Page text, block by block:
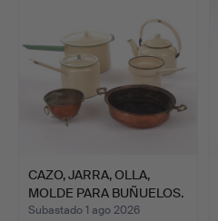
CAZO, JARRA, OLLA,
MOLDE PARA BUÑUELOS.
6 …
Subastado 1 ago 2026